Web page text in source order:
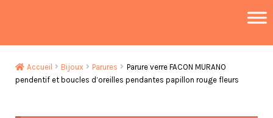
Accueil Bijoux Parures
Parure verre FACON MURANO
pendentif et boucles d’oreilles pendantes papillon rouge fleurs